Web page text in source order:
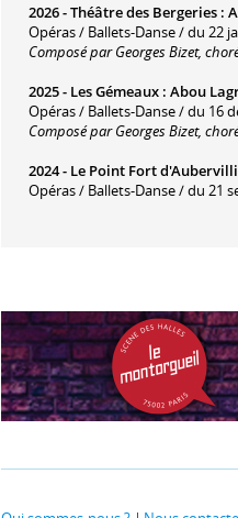
2026 -Théâtre des Bergeries :
Opéras / Ballets-Danse / du 22
Composé par Georges Bizet,
2025 - Les Gémeaux : Abou
Opéras / Ballets-Danse / du 16
Composé par Georges Bizet,
2024 - Le Point Fort
Opéras / Ballets-Danse / du 21